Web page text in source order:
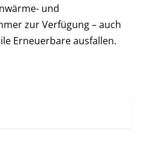
und
zur Verfügung – auch
Erneuerbare ausfallen.